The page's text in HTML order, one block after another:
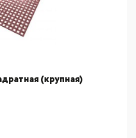
(крупная)